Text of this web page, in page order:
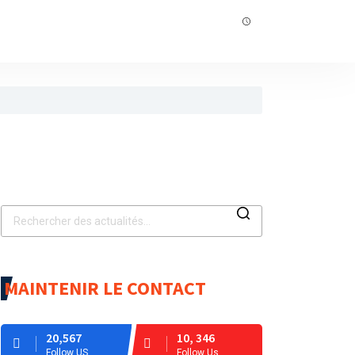
MAINTENIR LE CONTACT
20,567
Follow US
10, 346
Follow Us